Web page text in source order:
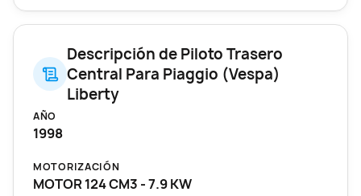
Descripción de Piloto Trasero
Central Para Piaggio (Vespa)
Liberty
AÑO
1998
MOTORIZACIÓN
MOTOR 124 CM3 - 7.9 KW